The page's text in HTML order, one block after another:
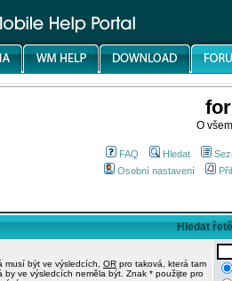
O
FAQ Hledat
Osobní nastavení
Hledat
musí být ve výsledcích, OR pro taková, která tam
by ve výsledcích neměla být. Znak * použijte pro